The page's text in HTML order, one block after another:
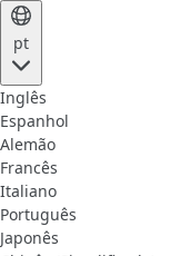
pt
Inglês
Espanhol
Alemão
Francês
Italiano
Português
Japonês